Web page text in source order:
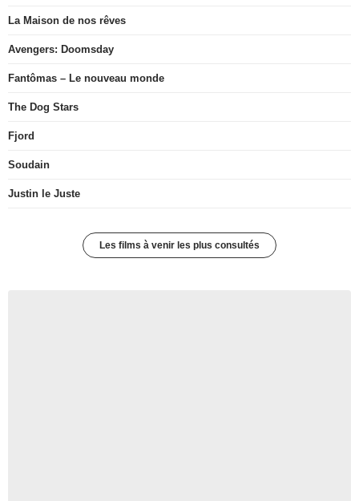
La Maison de nos rêves
Avengers: Doomsday
Fantômas – Le nouveau monde
The Dog Stars
Fjord
Soudain
Justin le Juste
Les films à venir les plus consultés